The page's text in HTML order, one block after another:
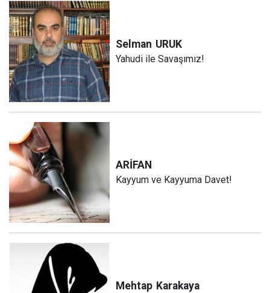
Selman URUK
Yahudi ile Savaşımız!
ARİFAN
Kayyum ve Kayyuma Davet!
Mehtap Karakaya